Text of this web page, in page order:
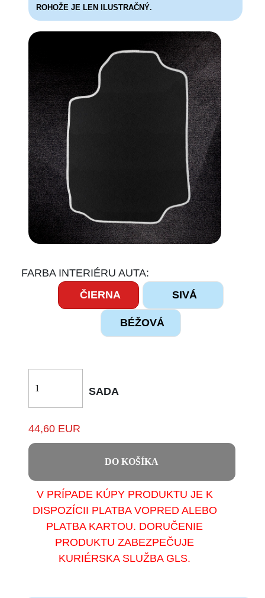
ROHOŽE JE LEN ILUSTRAČNÝ.
FARBA INTERIÉRU AUTA:
ČIERNA
SIVÁ
BÉŽOVÁ
SADA
44,60 EUR
DO KOŠÍKA
V PRÍPADE KÚPY PRODUKTU JE K
DISPOZÍCII PLATBA VOPRED ALEBO
PLATBA KARTOU. DORUČENIE
PRODUKTU ZABEZPEČUJE
KURIÉRSKA SLUŽBA GLS.